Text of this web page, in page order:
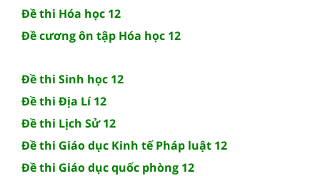
Đề thi Hóa học 12
Đề cương ôn tập Hóa học 12
Đề thi Sinh học 12
Đề thi Địa Lí 12
Đề thi Lịch Sử 12
Đề thi Giáo dục Kinh tế Pháp luật 12
Đề thi Giáo dục quốc phòng 12